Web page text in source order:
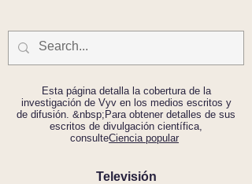
Esta página detalla la cobertura de la
investigación de Vyv en los medios escritos y
de difusión. &nbsp;Para obtener detalles de sus
escritos de divulgación científica,
consulteCiencia popular
Televisión